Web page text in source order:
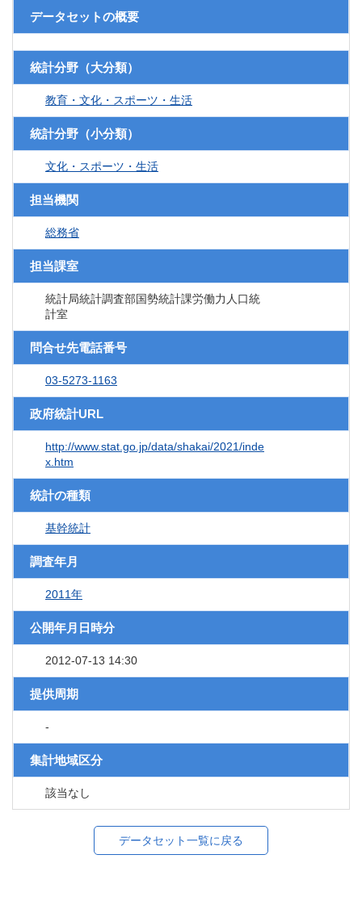
データセットの概要
統計分野（大分類）
教育・文化・スポーツ・生活
統計分野（小分類）
文化・スポーツ・生活
担当機関
総務省
担当課室
統計局統計調査部国勢統計課労働力人口統
計室
問合せ先電話番号
03-5273-1163
政府統計URL
http://www.stat.go.jp/data/shakai/2021/inde
x.htm
統計の種類
基幹統計
調査年月
2011年
公開年月日時分
2012-07-13 14:30
提供周期
-
集計地域区分
該当なし
データセット一覧に戻る